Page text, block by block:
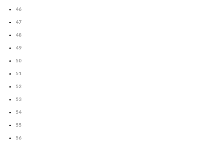
46
47
48
49
50
51
52
53
54
55
56